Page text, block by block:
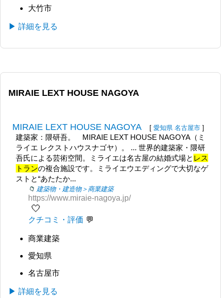
大竹市
▶ 詳細を見る
MIRAIE LEXT HOUSE NAGOYA
MIRAIE LEXT HOUSE NAGOYA [ 愛知県 名古屋市 ]
建築家：隈研吾。 MIRAIE LEXT HOUSE NAGOYA（ミ
ライエ レクストハウスナゴヤ）。 ... 世界的建築家・隈研
吾氏による芸術空間。ミライエは名古屋の結婚式場と レス
トランの複合施設です。ミライエウエディングで大切なゲ
ストと“あたたか...
建築物・建造物＞商業建築
https://www.miraie-nagoya.jp/
🤍
クチコミ・評価
商業建築
愛知県
名古屋市
▶ 詳細を見る